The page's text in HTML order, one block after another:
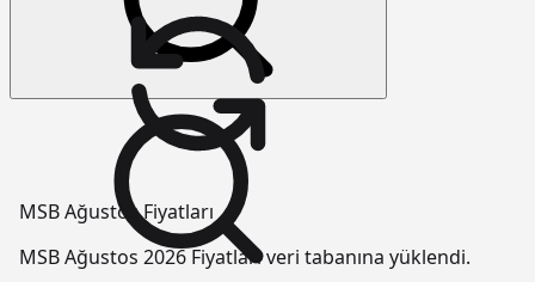
MSB Ağustos Fiyatları
MSB Ağustos 2026 Fiyatları veri tabanına yüklendi.